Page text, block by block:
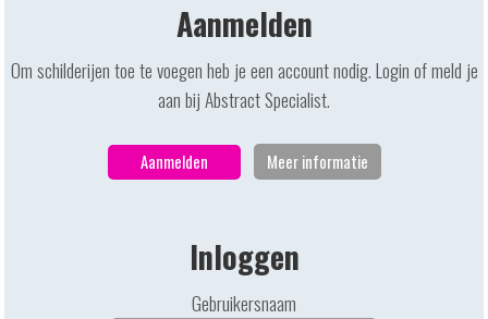
Aanmelden
Om schilderijen toe te voegen heb je een account nodig. Login of meld je
aan bij Abstract Specialist.
Inloggen
Gebruikersnaam